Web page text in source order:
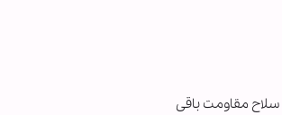
سلاح مقاومت باقی